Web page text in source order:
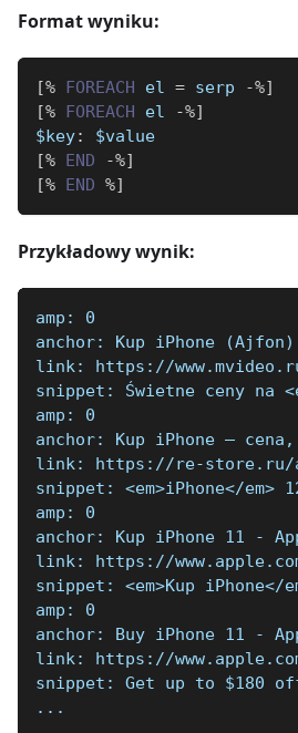
Format wyniku:
[% FOREACH el = serp -%]
[% FOREACH el -%]
$key:
$value
[% END -%]
[% END %]
Przykładowy wynik:
amp: 0
anchor: Kup iPhone
link: https://
snippet: Świetne ceny na
amp: 0
anchor: Kup iPhone —
link: https://re-store.ru/
snippet: <em>iPhone</em>
amp: 0
anchor: Kup iPhone 11 -
link: https://
snippet: <em>Kup iPhone</
amp: 0
anchor: Buy iPhone 11 -
link: https://
snippet: Get up to $180 off
...